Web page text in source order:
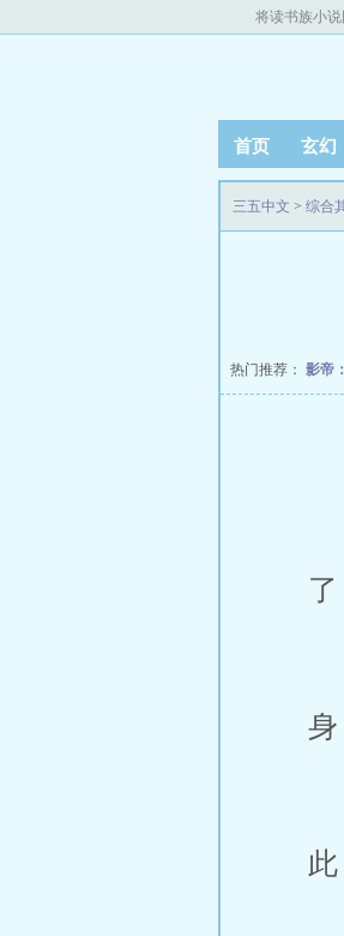
将读书族小
首页 玄幻
三五中文 > 综合
热门推荐： 影帝